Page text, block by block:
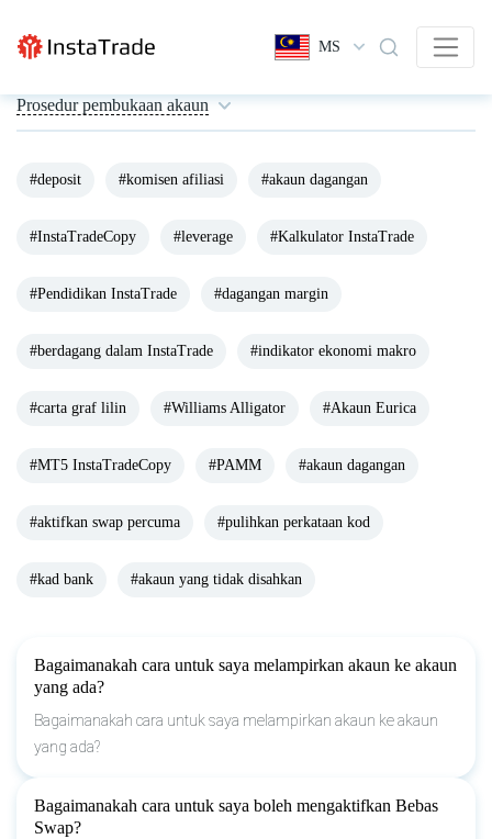
MS
Prosedur pembukaan akaun
#deposit #komisen afiliasi #akaun dagangan
#InstaTradeCopy #leverage #Kalkulator InstaTrade
#Pendidikan InstaTrade #dagangan margin
#berdagang dalam InstaTrade #indikator ekonomi makro
#carta graf lilin #Williams Alligator #Akaun Eurica
#MT5 InstaTradeCopy #PAMM #akaun dagangan
#aktifkan swap percuma #pulihkan perkataan kod
#kad bank #akaun yang tidak disahkan
Bagaimanakah cara untuk saya melampirkan akaun ke akaun
yang ada?
Bagaimanakah cara untuk saya melampirkan akaun ke akaun
yang ada?
Bagaimanakah cara untuk saya boleh mengaktifkan Bebas
Swap?